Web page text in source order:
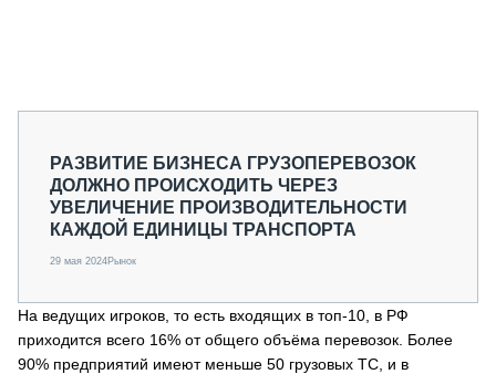
РАЗВИТИЕ БИЗНЕСА ГРУЗОПЕРЕВОЗОК
ДОЛЖНО ПРОИСХОДИТЬ ЧЕРЕЗ
УВЕЛИЧЕНИЕ ПРОИЗВОДИТЕЛЬНОСТИ
КАЖДОЙ ЕДИНИЦЫ ТРАНСПОРТА
29 мая 2024Рынок
На ведущих игроков, то есть входящих в топ-10, в РФ
приходится всего 16% от общего объёма перевозок. Более
90% предприятий имеют меньше 50 грузовых ТС, и в